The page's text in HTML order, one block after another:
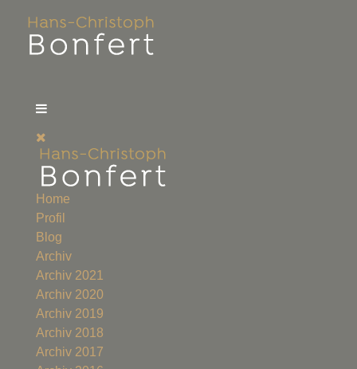
Home
Profil
Blog
Archiv
Archiv 2021
Archiv 2020
Archiv 2019
Archiv 2018
Archiv 2017